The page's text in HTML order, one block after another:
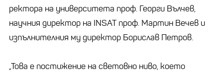
ректора на университета проф. Георги Вълчев,
научния директор на INSAT проф. Мартин Вечев и
изпълнителния му директор Борислав Петров.
„Това е постижение на световно ниво, което